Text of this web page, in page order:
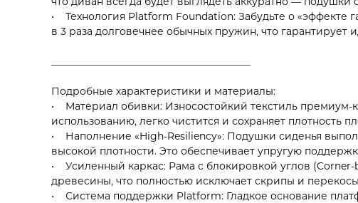
• Технология Platform Foundation: Забудьте о «эффекте
в 3 раза долговечнее обычных пружин, что гарантирует
Подробные характеристики и материалы:
• Материал обивки: Износостойкий текстиль премиум-
использованию, легко чистится и сохраняет плотность
• Наполнение «High-Resiliency»: Подушки сиденья
высокой плотности. Это обеспечивает упругую
• Усиленный каркас: Рама с блокировкой углов
древесины, что полностью исключает скрипы и
• Система поддержки Platform: Гладкое основание